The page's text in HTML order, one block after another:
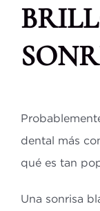
dental más
qué es tan
Una sonrisa